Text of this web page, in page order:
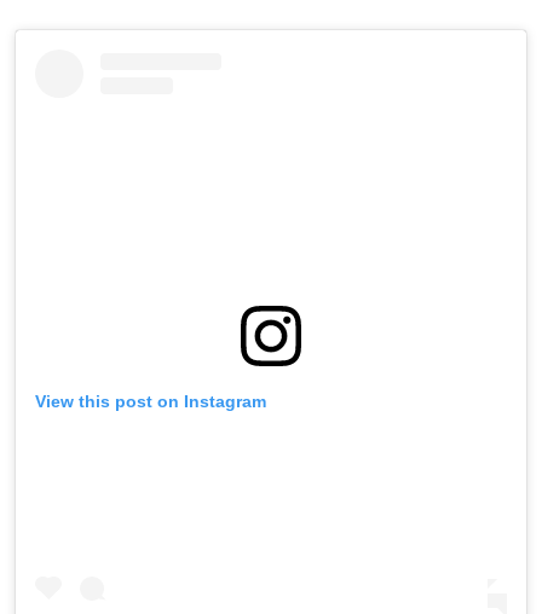
View this post on Instagram